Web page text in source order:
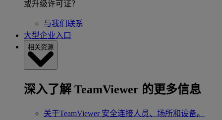
或升级许可证？
与我们联系
大型企业入口
相关资源
深入了解 TeamViewer 的更多信息
关于TeamViewer 安全连接人员、场所和设备。